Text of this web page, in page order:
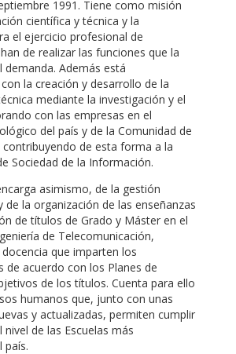
1991. Tiene como misión
científica y técnica y la
el ejercicio profesional de
de realizar las funciones que la
demanda. Además está
la creación y desarrollo de la
mediante la investigación y el
con las empresas en el
del país y de la Comunidad de
contribuyendo de esta forma a la
Sociedad de la Información.
asimismo, de la gestión
de la organización de las enseñanzas
de títulos de Grado y Máster en el
de Telecomunicación,
que imparten los
de acuerdo con los Planes de
de los títulos. Cuenta para ello
humanos que, junto con unas
y actualizadas, permiten cumplir
de las Escuelas más
país.